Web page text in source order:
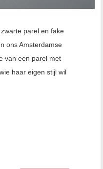
parel en fake
ons Amsterdamse
van een parel met
haar eigen stijl wil